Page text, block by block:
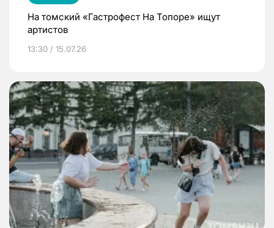
На томский «Гастрофест На Топоре» ищут
артистов
13:30 / 15.07.26